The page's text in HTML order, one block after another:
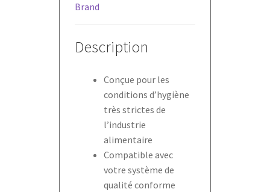
Brand
Description
Conçue pour les
conditions d’hygiène
très strictes de
l’industrie
alimentaire
Compatible avec
votre système de
qualité conforme